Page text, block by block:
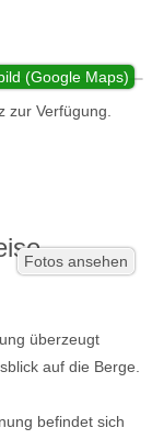
(Google Maps)
zur Verfügung.
Fotos ansehen
überzeugt
auf die Berge.
befindet sich